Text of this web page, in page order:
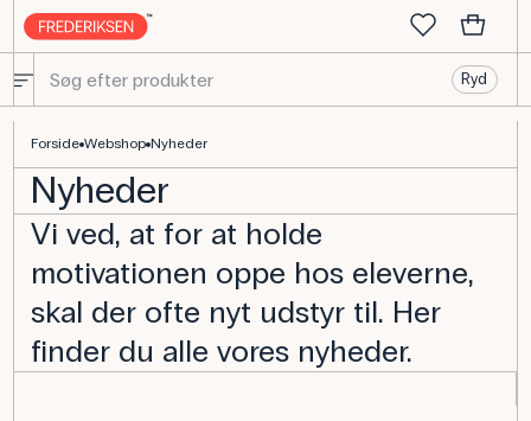
Ryd
Forside Webshop Nyheder
Nyheder
Vi ved, at for at holde
motivationen oppe hos eleverne,
skal der ofte nyt udstyr til. Her
finder du alle vores nyheder.